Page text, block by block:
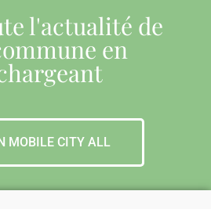
l'actualité de
en
MOBILE CITY ALL